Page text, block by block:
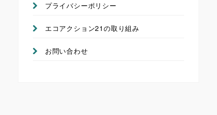
プライバシーポリシー
エコアクション21の取り組み
お問い合わせ